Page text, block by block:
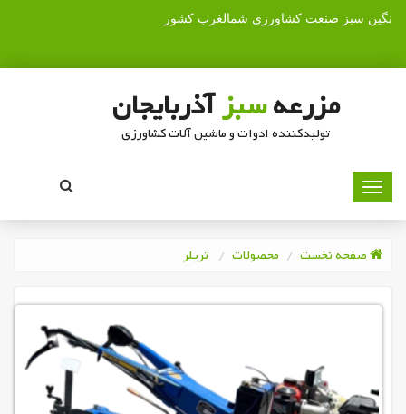
نگین سبز صنعت کشاورزی شمالغرب کشور
مزرعهسبزآذربایجان
تولیدکننده ادوات و ماشین آلات کشاورزی
صفحه نخست محصولات تریلر